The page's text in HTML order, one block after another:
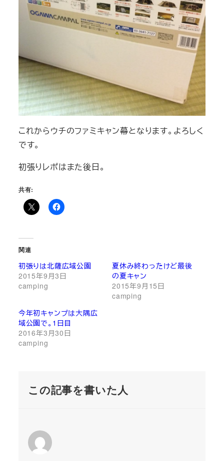
これからウチのファミキャン幕となります。よろしく
です。
初張りレポはまた後日。
共有:
関連
初張りは北薩広域公園
2015年9月3日
camping
夏休み終わったけど最後
の夏キャン
2015年9月15日
camping
今年初キャンプは大隅広
域公園で。1日目
2016年3月30日
camping
この記事を書いた人